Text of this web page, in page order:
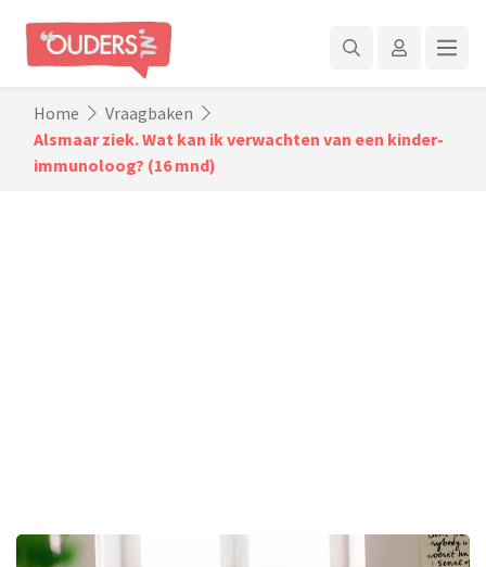
Home
Vraagbaken
Alsmaar ziek. Wat kan ik verwachten van een kinder-
immunoloog? (16 mnd)